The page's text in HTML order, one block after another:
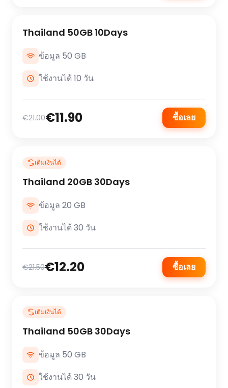
Thailand 50GB 10Days
ข้อมูล 50 GB
ใช้งานได้ 10 วัน
€21.00€11.90 ซื้อเลย
เติมเงินได้
Thailand 20GB 30Days
ข้อมูล 20 GB
ใช้งานได้ 30 วัน
€21.50€12.20 ซื้อเลย
เติมเงินได้
Thailand 50GB 30Days
ข้อมูล 50 GB
ใช้งานได้ 30 วัน